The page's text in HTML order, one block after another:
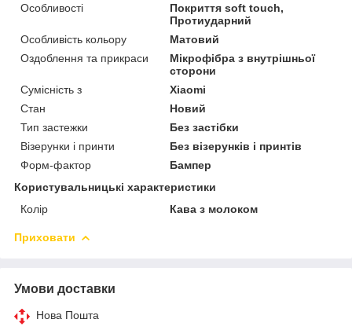
Особливості
Покриття soft touch,
Протиударний
Особливість кольору
Матовий
Оздоблення та прикраси
Мікрофібра з внутрішньої
сторони
Сумісність з
Xiaomi
Стан
Новий
Тип застежки
Без застібки
Візерунки і принти
Без візерунків і принтів
Форм-фактор
Бампер
Користувальницькі характеристики
Колір
Кава з молоком
Приховати
Умови доставки
Нова Пошта